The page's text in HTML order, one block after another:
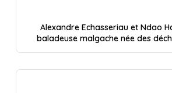
Alexandre Echasseriau et Ndao
baladeuse malgache née des